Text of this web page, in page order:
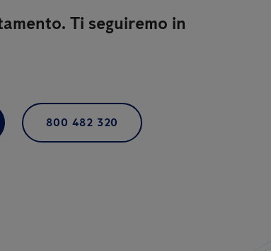
Ti seguiremo in
800 482 320